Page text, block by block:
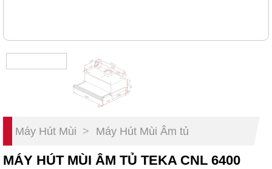
Máy Hút Mùi > Máy Hút Mùi Âm tủ
MÁY HÚT MÙI ÂM TỦ TEKA CNL 6400